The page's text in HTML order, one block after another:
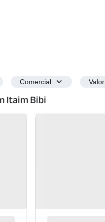
Comercial Valor
Itaim Bibi